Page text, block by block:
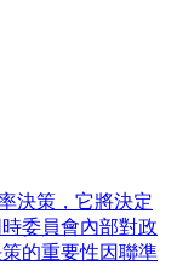
決策，它將決定
委員會內部對政
的重要性因聯準